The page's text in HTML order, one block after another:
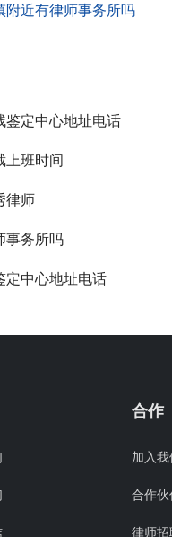
附近有律师事务所吗
鉴定中心地址电话
上班时间
律师
事务所吗
定中心地址电话
合作
加入我
合作伙
律师招